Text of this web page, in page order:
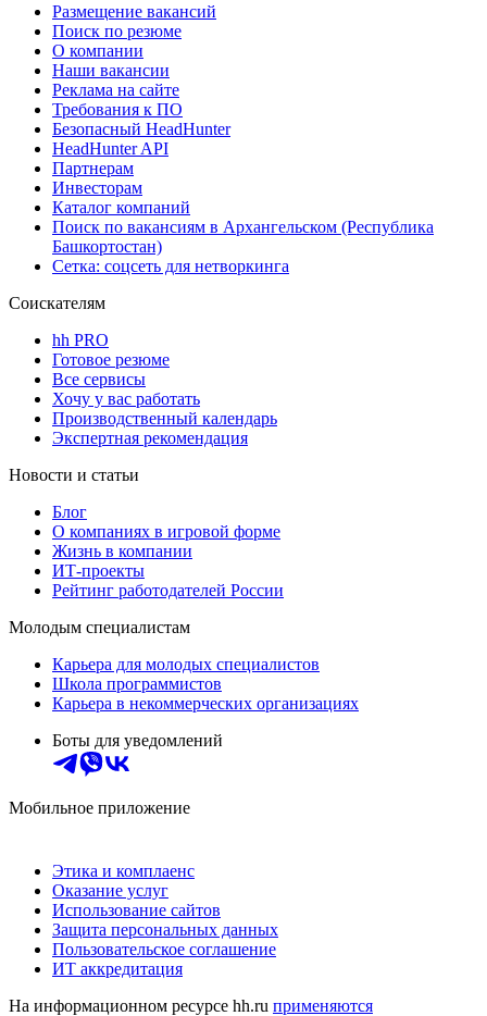
Размещение вакансий
Поиск по резюме
О компании
Наши вакансии
Реклама на сайте
Требования к ПО
Безопасный HeadHunter
HeadHunter API
Партнерам
Инвесторам
Каталог компаний
Поиск по вакансиям в Архангельском (Республика
Башкортостан)
Сетка: соцсеть для нетворкинга
Соискателям
hh PRO
Готовое резюме
Все сервисы
Хочу у вас работать
Производственный календарь
Экспертная рекомендация
Новости и статьи
Блог
О компаниях в игровой форме
Жизнь в компании
ИТ-проекты
Рейтинг работодателей России
Молодым специалистам
Карьера для молодых специалистов
Школа программистов
Карьера в некоммерческих организациях
Боты для уведомлений
Мобильное приложение
Этика и комплаенс
Оказание услуг
Использование сайтов
Защита персональных данных
Пользовательское соглашение
ИТ аккредитация
На информационном ресурсе hh.ru применяются